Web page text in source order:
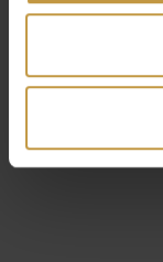
werkdag